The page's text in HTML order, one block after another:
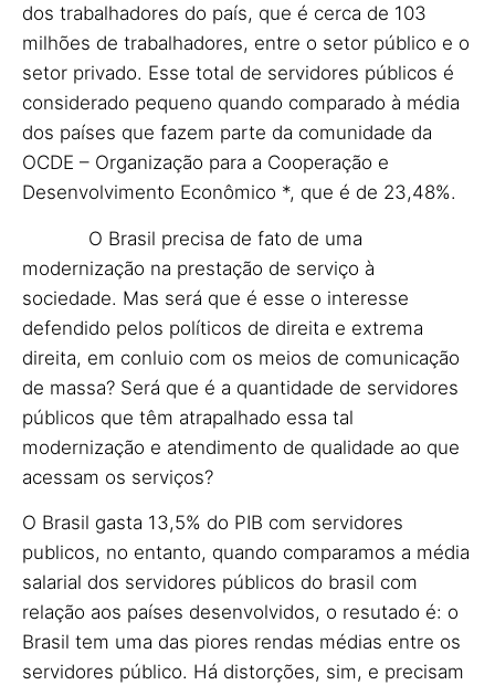
dos trabalhadores do país, que é cerca de 103
milhões de trabalhadores, entre o setor público e o
setor privado. Esse total de servidores públicos é
considerado pequeno quando comparado à média
dos países que fazem parte da comunidade da
OCDE – Organização para a Cooperação e
Desenvolvimento Econômico *, que é de 23,48%.
O Brasil precisa de fato de uma
modernização na prestação de serviço à
sociedade. Mas será que é esse o interesse
defendido pelos políticos de direita e extrema
direita, em conluio com os meios de comunicação
de massa? Será que é a quantidade de servidores
públicos que têm atrapalhado essa tal
modernização e atendimento de qualidade ao que
acessam os serviços?
O Brasil gasta 13,5% do PIB com servidores
publicos, no entanto, quando comparamos a média
salarial dos servidores públicos do brasil com
relação aos países desenvolvidos, o resutado é: o
Brasil tem uma das piores rendas médias entre os
servidores público. Há distorções, sim, e precisam